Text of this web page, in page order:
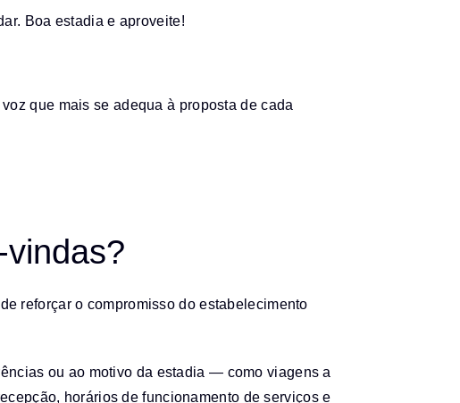
Boa estadia e aproveite!
que mais se adequa à proposta de cada
reforçar o compromisso do estabelecimento
ou ao motivo da estadia — como viagens a
horários de funcionamento de serviços e